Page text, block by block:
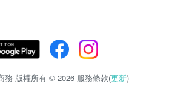
務 版權所有 © 2026 服務條款(更新)